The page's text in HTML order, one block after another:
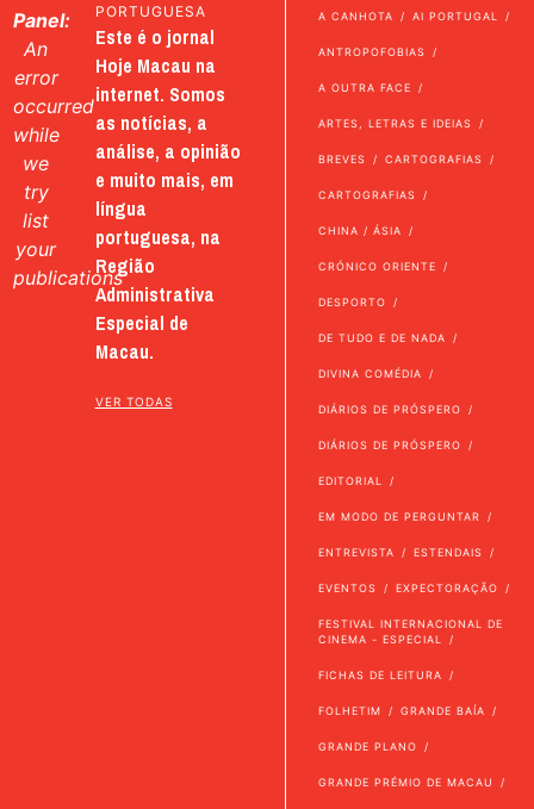
Panel:
An
error
occurred
while
we
try
list
your
publications
PORTUGUESA
Este é o jornal
Hoje Macau na
internet. Somos
as notícias, a
análise, a opinião
e muito mais, em
língua
portuguesa, na
Região
Administrativa
Especial de
Macau.
VER TODAS
A CANHOTA AI PORTUGAL
ANTROPOFOBIAS
A OUTRA FACE
ARTES, LETRAS E IDEIAS
BREVES CARTOGRAFIAS
CARTOGRAFIAS
CHINA / ÁSIA
CRÓNICO ORIENTE
DESPORTO
DE TUDO E DE NADA
DIVINA COMÉDIA
DIÁRIOS DE PRÓSPERO
DIÁRIOS DE PRÓSPERO
EDITORIAL
EM MODO DE PERGUNTAR
ENTREVISTA ESTENDAIS
EVENTOS EXPECTORAÇÃO
FESTIVAL INTERNACIONAL DE
CINEMA - ESPECIAL
FICHAS DE LEITURA
FOLHETIM GRANDE BAÍA
GRANDE PLANO
GRANDE PRÉMIO DE MACAU